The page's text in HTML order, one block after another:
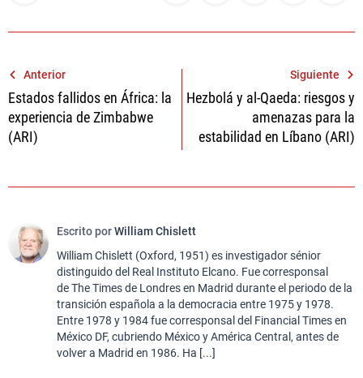
Navegación
de
entradas
Anterior
Estados fallidos en África: la
experiencia de Zimbabwe
(ARI)
Siguiente
Hezbolá y al-Qaeda: riesgos y
amenazas para la
estabilidad en Líbano (ARI)
Escrito porWilliam Chislett
William Chislett (Oxford, 1951) es investigador sénior
distinguido del Real Instituto Elcano. Fue corresponsal
de The Times de Londres en Madrid durante el periodo de la
transición española a la democracia entre 1975 y 1978.
Entre 1978 y 1984 fue corresponsal del Financial Times en
México DF, cubriendo México y América Central, antes de
volver a Madrid en 1986. Ha [...]